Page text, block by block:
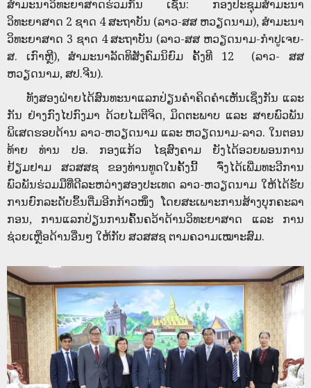
ສໍາມະນາວິທະຍາສາດຮ່ວມກັນ ເຊັ່ນ: ກອງປະຊຸມສຳມະນາ
ວິທະຍາສາດ 2 ຊາດ 4 ສະຖາບັນ (ລາວ-ສສ ຫວຽດນາມ), ສໍາມະນາ
ວິທະຍາສາດ 3 ຊາດ 4 ສະຖາບັນ (ລາວ-ສສ ຫວຽດນາມ-ກໍາປູເຈຍ-
ສ. ເກົາຫຼີ), ສໍາມະນາລັດທິສັງຄົມນິຍົມ ຄັ້ງທີ 12 (ລາວ- ສສ
ຫວຽດນາມ, ສປ.ຈີນ).
ທັງສອງຝ່າຍໄດ້ສົນທະນາແລກປ່ຽນຄຳຄິດຄໍາເຫັນເຊິ່ງກັນ ແລະ
ກັນ ຢ່າງກົງໄປກົງມາ ດ້ວຍໄມຕີຈິດ, ມິດຕະພາບ ແລະ ສາຍພົວພັນ
ພິເສດຮອບດ້ານ ລາວ-ຫວຽດນາມ ແລະ ຫວຽດນາມ-ລາວ. ໃນຕອນ
ທ້າຍ ທ່ານ ປອ. ກອງແກ້ວ ໄຊສົງຄາມ ຍັງໄດ້ອວຍພອນການ
ຢ້ຽມຢາມ ສວສສຊ ຂອງທ່ານທູດໃນຄັ້ງນີ້ ຈົ່ງໄດ້ເພີ່ມທະວີການ
ພົວພັນຮ່ວມມືທີ່ດີລະຫວ່າງສອງປະເທດ ລາວ-ຫວຽດນາມ ໃຫ້ໄດ້ຮັບ
ການຍົກລະດັບຂຶ້ນຕື່ມອີກກ້າວໜຶ່ງ ໂດຍສະເພາະການສ້າງບຸກຄະລາ
ກອນ, ການແລກປ່ຽນການຄົ້ນຄວ້າດ້ານວິທະຍາສາດ ແລະ ການ
ຊ່ວຍເຫຼືອດ້ານອື່ນໆ ໃຫ້ກັບ ສວສສຊ ຕາມຄວາມເໝາະສົມ.